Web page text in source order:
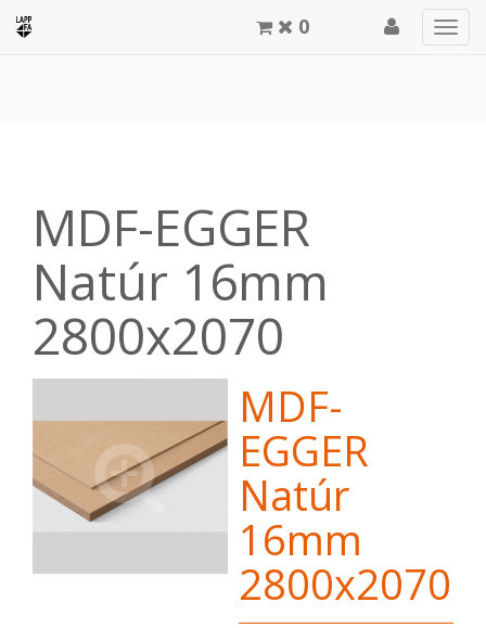
0
MDF-EGGER
Natúr 16mm
2800x2070
MDF-
EGGER
Natúr
16mm
2800x2070